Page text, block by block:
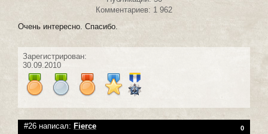
Комментариев: 1 962
Очень интересно. Спасибо.
Зарегистрирован:
30.09.2010
#26 написал: Fierce 0